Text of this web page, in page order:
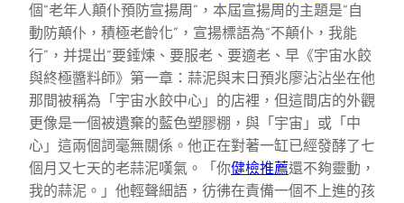
個“老年人顛仆預防宣揚周”，本屆宣揚周的主題是“自
動防顛仆，積極老齡化”，宣揚標語為“不顛仆，我能
行”，并提出“要錘煉、要服老、要適老、早《宇宙水餃
與終極醬料師》第一章：蒜泥與末日預兆廖沾沾坐在他
那間被稱為「宇宙水餃中心」的店裡，但這間店的外觀
更像是一個被遺棄的藍色塑膠棚，與「宇宙」或「中
心」這兩個詞毫無關係。他正在對著一缸已經發酵了七
個月又七天的老蒜泥嘆氣。「你健檢推薦還不夠靈動，
我的蒜泥。」他輕聲細語，彷彿在責備一個不上進的孩